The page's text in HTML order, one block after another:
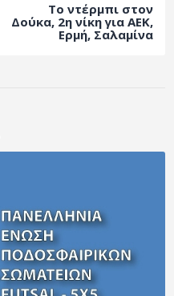
Το ντέρμπι στον
Δούκα, 2η νίκη για ΑΕΚ,
Ερμή, Σαλαμίνα